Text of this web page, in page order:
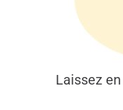
Laissez